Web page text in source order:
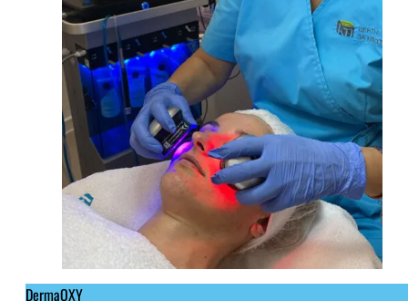
DermaOXY